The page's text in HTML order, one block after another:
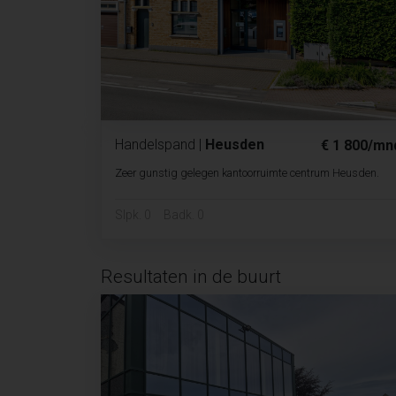
€ 1 800/
Handelspand | Heusden
Zeer gunstig gelegen kantoorruimte centrum Heusden.
Resultaten in de buurt